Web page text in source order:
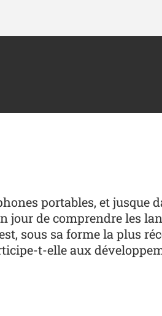
portables, et jusque
de comprendre les
sous sa forme la plus
t-elle aux